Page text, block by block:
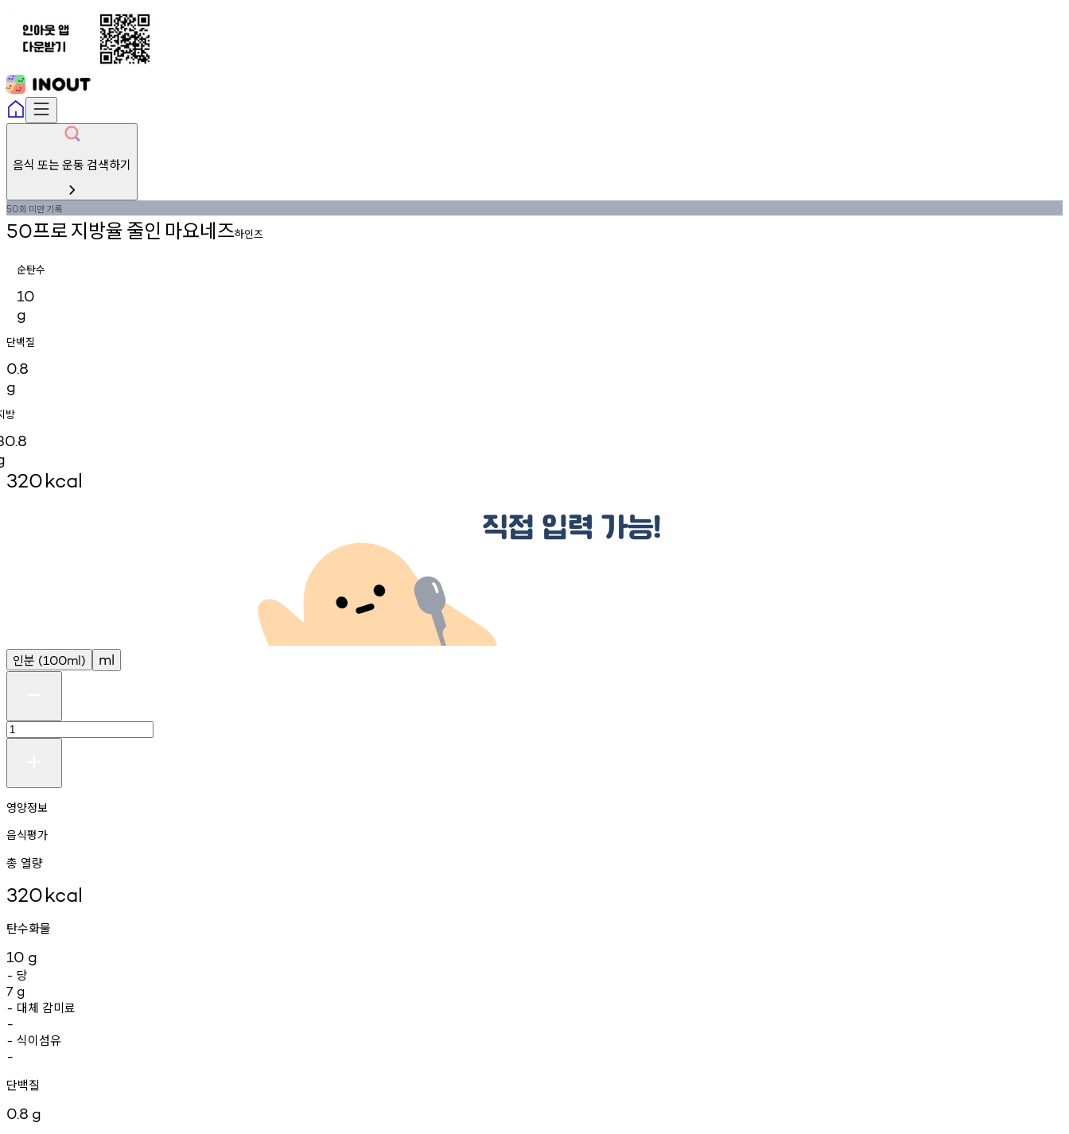
음식 또는 운동 검색하기
50회 미만기록
50프로지방율줄인 마요네즈하인즈
순탄수
10
g
단백질
0.8
g
방
320kcal
인분 (100ml) ml
영양정보
음식평가
총 열량
320kcal
탄수화물
10 g
- 당
7 g
- 대체 감미료
-
- 식이섬유
-
단백질
0.8 g